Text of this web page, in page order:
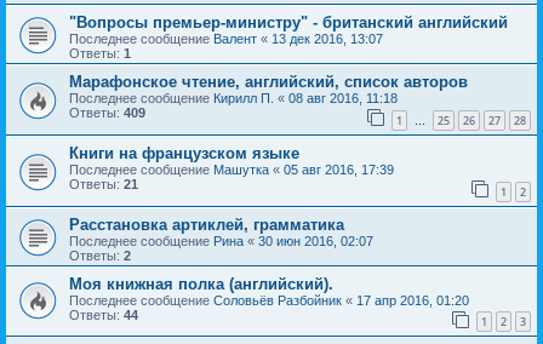
"Вопросы премьер-министру" - британский английский
Последнее сообщение Валент « 13 дек 2016, 13:07
Ответы: 1
Марафонское чтение, английский, список авторов
Последнее сообщение Кирилл П. « 08 авг 2016, 11:18
Ответы: 409 1 … 25 26 27 28
Книги на французском языке
Последнее сообщение Машутка « 05 авг 2016, 17:39
Ответы: 21 1 2
Расстановка артиклей, грамматика
Последнее сообщение Рина « 30 июн 2016, 02:07
Ответы: 2
Моя книжная полка (английский).
Последнее сообщение Соловьёв Разбойник « 17 апр 2016, 01:20
Ответы: 44 1 2 3